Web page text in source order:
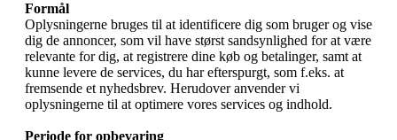
Formål
Oplysningerne bruges til at identificere dig som bruger og vise
dig de annoncer, som vil have størst sandsynlighed for at være
relevante for dig, at registrere dine køb og betalinger, samt at
kunne levere de services, du har efterspurgt, som f.eks. at
fremsende et nyhedsbrev. Herudover anvender vi
oplysningerne til at optimere vores services og indhold.
Periode for opbevaring